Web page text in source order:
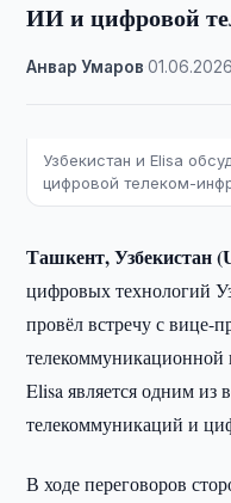
ИИ и цифровой
Анвар Умаров ·01.06.2026
Узбекистан и Elisa
цифровой телеком-
Ташкент, Узбекистан
цифровых технологий
провёл встречу с вице-
Elisa является одним из
телекоммуникаций и
В ходе переговоров